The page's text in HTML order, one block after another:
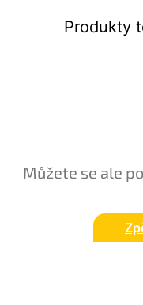
Produkty
Můžete se ale